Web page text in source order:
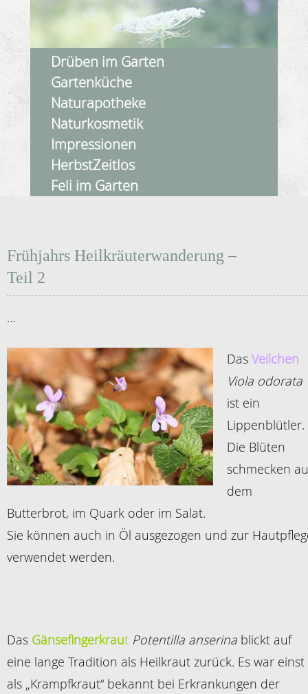
Drüben im Garten
Gartenküche
Naturapotheke
Naturkosmetik
Impressionen
HerbstZeitlos
Feli im Garten
Frühjahrs Heilkräuterwanderung –
Teil 2
…
Das Veilchen
Viola odorata
ist ein
Lippenblütler.
Die Blüten
schmecken
dem
Butterbrot, im Quark oder im Salat.
Sie können auch in Öl ausgezogen und zur
verwendet werden.
Das Gänsefingerkraut Potentilla anserina blickt auf
eine lange Tradition als Heilkraut zurück. Es war einst
als „Krampfkraut“ bekannt bei Erkrankungen der